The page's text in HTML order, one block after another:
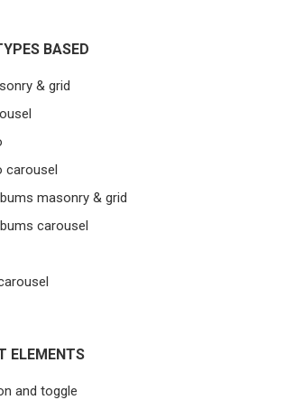
BASED
& grid
carousel
masonry & grid
carousel
ELEMENTS
and toggle